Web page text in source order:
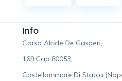
Info
Corso Alcide De Gasperi,
169 Cap 80053,
Castellammare Di Stabia